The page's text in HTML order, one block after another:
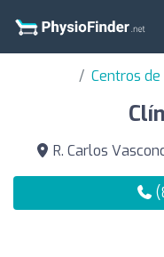
Centros
R. Carlos